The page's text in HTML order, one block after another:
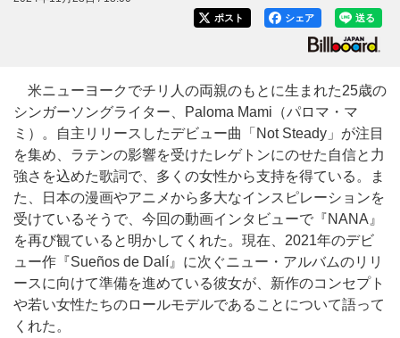
送る
シェア
ポスト
米ニューヨークでチリ人の両親のもとに生まれた25歳の
シンガーソングライター、Paloma Mami（パロマ・マ
ミ）。自主リリースしたデビュー曲「Not Steady」が注目
を集め、ラテンの影響を受けたレゲトンにのせた自信と力
強さを込めた歌詞で、多くの女性から支持を得ている。ま
た、日本の漫画やアニメから多大なインスピレーションを
受けているそうで、今回の動画インタビューで『NANA』
を再び観ていると明かしてくれた。現在、2021年のデビ
ュー作『Sueños de Dalí』に次ぐニュー・アルバムのリリ
ースに向けて準備を進めている彼女が、新作のコンセプト
や若い女性たちのロールモデルであることについて語って
くれた。